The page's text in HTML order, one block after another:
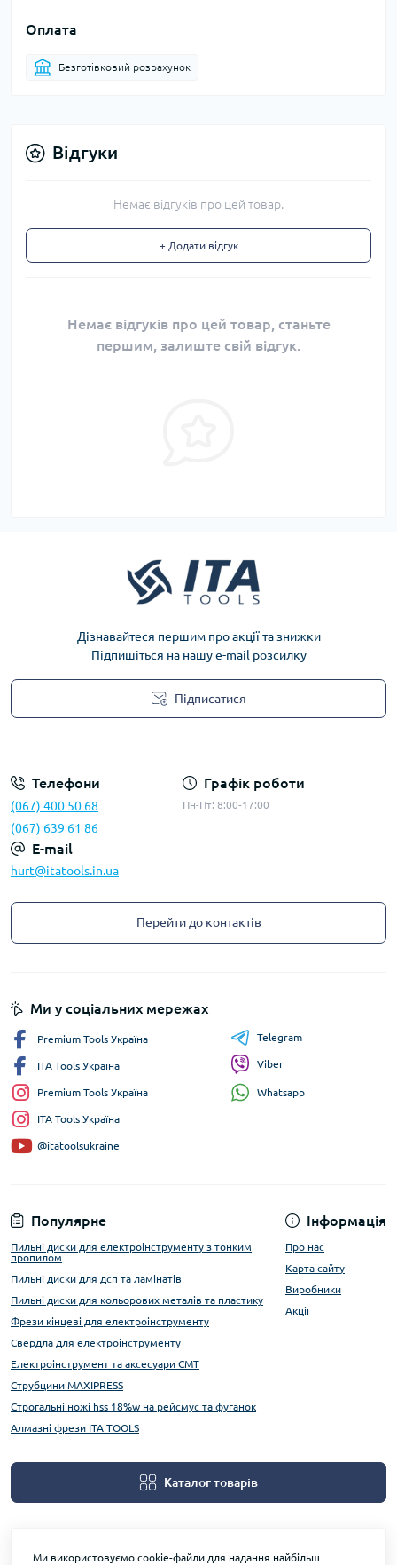
Оплата
Безготівковий розрахунок
Відгуки
Немає відгуків про цей товар.
+ Додати відгук
Немає відгуків про цей товар, станьте
першим, залиште свій відгук.
Дізнавайтеся першим про акції та знижки
Підпишіться на нашу e-mail розсилку
Підписатися
Телефони
(067) 400 50 68
(067) 639 61 86
Графік роботи
Пн-Пт: 8:00-17:00
E-mail
hurt@itatools.in.ua
Перейти до контактів
Популярне
Пильні диски для електроінструменту з тонким
пропилом
Пильні диски для дсп та ламінатів
Пильні диски для кольорових металів та пластику
Фрези кінцеві для електроінструменту
Свердла для електроінструменту
Електроінструмент та аксесуари CMT
Струбцини MAXIPRESS
Строгальні ножі hss 18%w на рейсмус та фуганок
Алмазні фрези ITA TOOLS
Інформація
Про нас
Карта сайту
Виробники
Акції
Каталог товарів
Ми у соціальних мережах
Premium Tools Україна
ITA Tools Україна
Premium Tools Україна
ITA Tools Україна
@itatoolsukraine
Telegram
Viber
Whatsapp
Ми використовуємо cookie-файли для надання найбільш